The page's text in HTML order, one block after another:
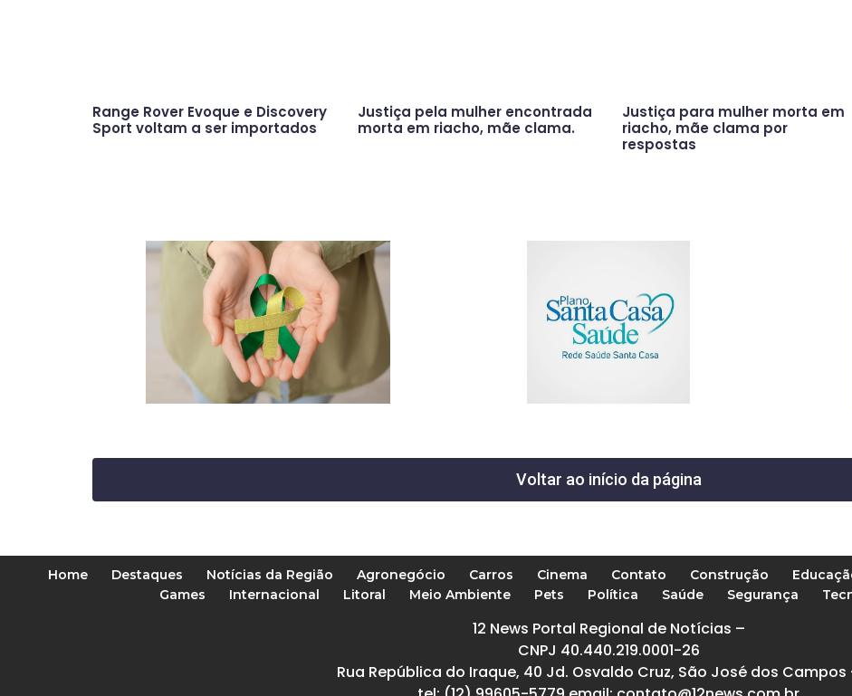
Range Rover Evoque e Discovery
Sport voltam a ser importados
Justiça pela mulher encontrada
morta em riacho, mãe clama.
Justiça para mulher morta em
riacho, mãe clama por
respostas
Voltar ao início da página
Home Destaques Notícias da Região Agronegócio Carros Cinema Contato Construção
Games
Internacional Litoral Meio Ambiente Pets Política Saúde Segurança
12 News Portal Regional de Notícias –
CNPJ 40.440.219.0001-26
Rua República do Iraque, 40 Jd. Osvaldo Cruz, São José dos Campos